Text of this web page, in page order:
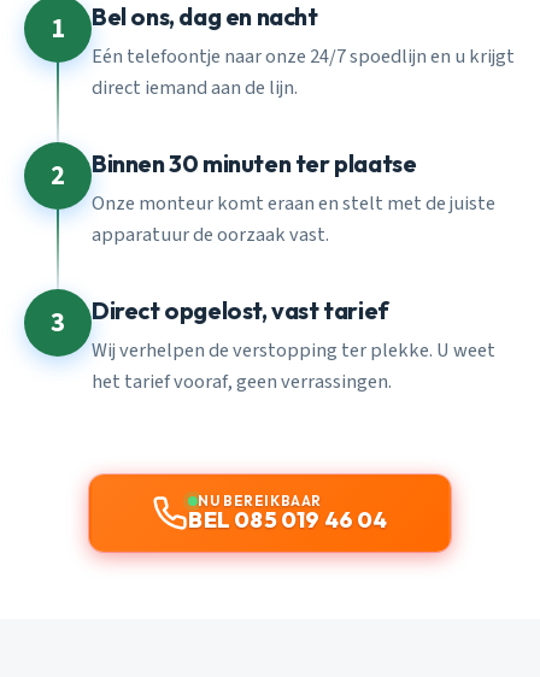
1 Bel ons, dag en nacht
Eén telefoontje naar onze 24/7 spoedlijn en u krijgt
direct iemand aan de lijn.
2 Binnen 30 minuten ter plaatse
Onze monteur komt eraan en stelt met de juiste
apparatuur de oorzaak vast.
3 Direct opgelost, vast tarief
Wij verhelpen de verstopping ter plekke. U weet
het tarief vooraf, geen verrassingen.
NU BEREIKBAAR
BEL 085 019 46 04